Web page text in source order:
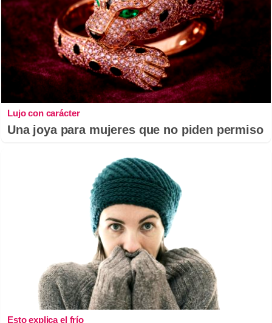
Lujo con carácter
Una joya para mujeres que no piden permiso
Esto explica el frío